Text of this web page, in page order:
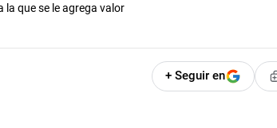
la que se le agrega valor
+ Seguir en